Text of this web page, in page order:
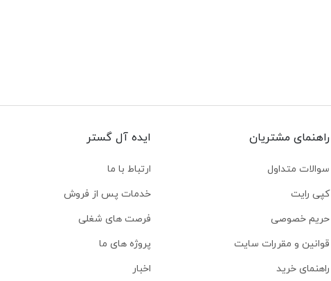
راهنمای مشتریان
سوالات متداول
کپی رایت
حریم خصوصی
قوانین و مقررات سایت
راهنمای خرید
ایده آل گستر
ارتباط با ما
خدمات پس از فروش
فرصت های شغلی
پروژه های ما
اخبار